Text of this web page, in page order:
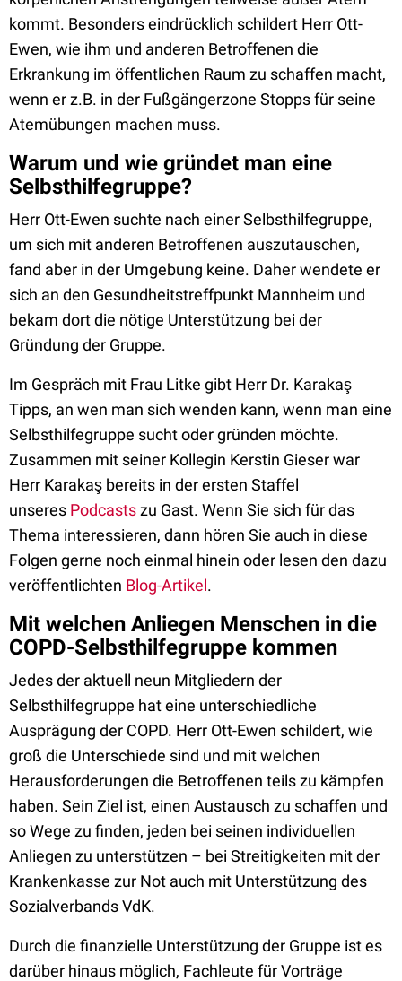
kommt. Besonders eindrücklich schildert Herr Ott-
Ewen, wie ihm und anderen Betroffenen die
Erkrankung im öffentlichen Raum zu schaffen macht,
wenn er z.B. in der Fußgängerzone Stopps für seine
Atemübungen machen muss.
Warum und wie gründet man eine
Selbsthilfegruppe?
Herr Ott-Ewen suchte nach einer Selbsthilfegruppe,
um sich mit anderen Betroffenen auszutauschen,
fand aber in der Umgebung keine. Daher wendete er
sich an den Gesundheitstreffpunkt Mannheim und
bekam dort die nötige Unterstützung bei der
Gründung der Gruppe.
Im Gespräch mit Frau Litke gibt Herr Dr. Karakaş
Tipps, an wen man sich wenden kann, wenn man eine
Selbsthilfegruppe sucht oder gründen möchte.
Zusammen mit seiner Kollegin Kerstin Gieser war
Herr Karakaş bereits in der ersten Staffel
unseres Podcastszu Gast. Wenn Sie sich für das
Thema interessieren, dann hören Sie auch in diese
Folgen gerne noch einmal hinein oder lesen den dazu
veröffentlichten Blog-Artikel.
Mit welchen Anliegen Menschen in die
COPD-Selbsthilfegruppe kommen
Jedes der aktuell neun Mitgliedern der
Selbsthilfegruppe hat eine unterschiedliche
Ausprägung der COPD. Herr Ott-Ewen schildert, wie
groß die Unterschiede sind und mit welchen
Herausforderungen die Betroffenen teils zu kämpfen
haben. Sein Ziel ist, einen Austausch zu schaffen und
so Wege zu finden, jeden bei seinen individuellen
Anliegen zu unterstützen – bei Streitigkeiten mit der
Krankenkasse zur Not auch mit Unterstützung des
Sozialverbands VdK.
Durch die finanzielle Unterstützung der Gruppe ist es
darüber hinaus möglich, Fachleute für Vorträge